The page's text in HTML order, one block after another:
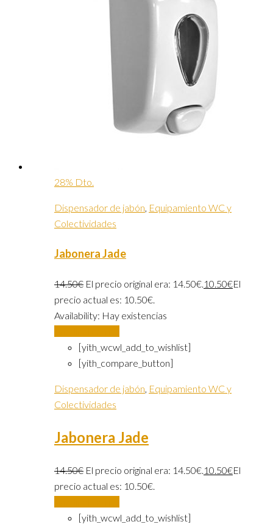
28% Dto.
Dispensador de jabón, Equipamiento WC y
Colectividades
Jabonera Jade
14.50€ El precio original era: 14.50€.10.50€El
precio actual es: 10.50€.
Availability: Hay existencias
[yith_wcwl_add_to_wishlist]
[yith_compare_button]
Dispensador de jabón, Equipamiento WC y
Colectividades
Jabonera Jade
14.50€ El precio original era: 14.50€.10.50€El
precio actual es: 10.50€.
[yith_wcwl_add_to_wishlist]